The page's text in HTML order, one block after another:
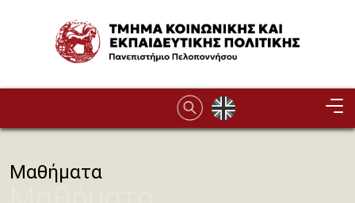
Image
Μαθήματα